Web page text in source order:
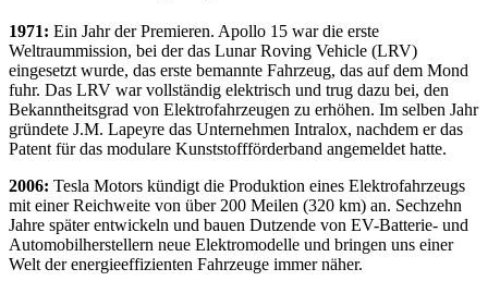
1971: Ein Jahr der Premieren. Apollo 15 war die erste
Weltraummission, bei der das Lunar Roving Vehicle (LRV)
eingesetzt wurde, das erste bemannte Fahrzeug, das auf dem Mond
fuhr. Das LRV war vollständig elektrisch und trug dazu bei, den
Bekanntheitsgrad von Elektrofahrzeugen zu erhöhen. Im selben Jahr
gründete J.M. Lapeyre das Unternehmen Intralox, nachdem er das
Patent für das modulare Kunststoffförderband angemeldet hatte.
2006: Tesla Motors kündigt die Produktion eines Elektrofahrzeugs
mit einer Reichweite von über 200 Meilen (320 km) an. Sechzehn
Jahre später entwickeln und bauen Dutzende von EV-Batterie- und
Automobilherstellern neue Elektromodelle und bringen uns einer
Welt der energieeffizienten Fahrzeuge immer näher.